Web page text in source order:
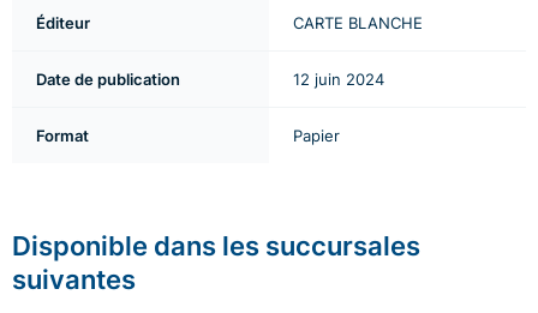
Éditeur CARTE BLANCHE
Date de publication 12 juin 2024
Format Papier
Disponible dans les succursales
suivantes